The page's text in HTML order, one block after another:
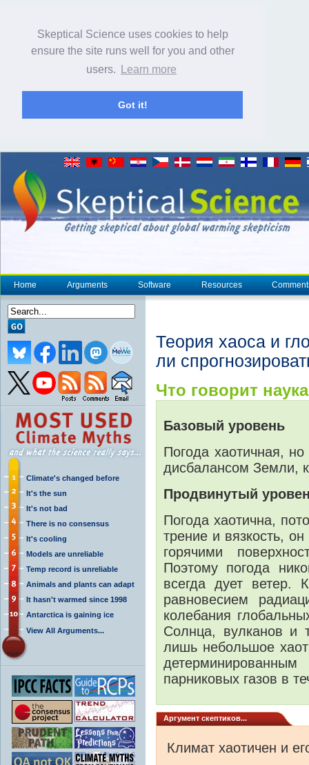
Skeptical Science uses cookies to help
ensure the site runs well for you and other
users.
Learn more
Got it!
Home Arguments Software Resources
Climate's changed before
It's the sun
It's not bad
There is no consensus
It's cooling
Models are unreliable
Temp record is unreliable
Animals and plants can adapt
It hasn't warmed since 1998
Antarctica is gaining ice
View All Arguments...
Теория хаоса и
ли
Что говорит
Базовый уровень
Погода хаотичная,
дисбалансом Земли,
Продвинутый
Погода хаотична,
трение и вязкость,
горячими
Поэтому погода
всегда дует ветер.
равновесием
колебания
Солнца, вулканов и
лишь небольшое
парниковых газов в
Аргумент скептиков...
Климат хаотичен и